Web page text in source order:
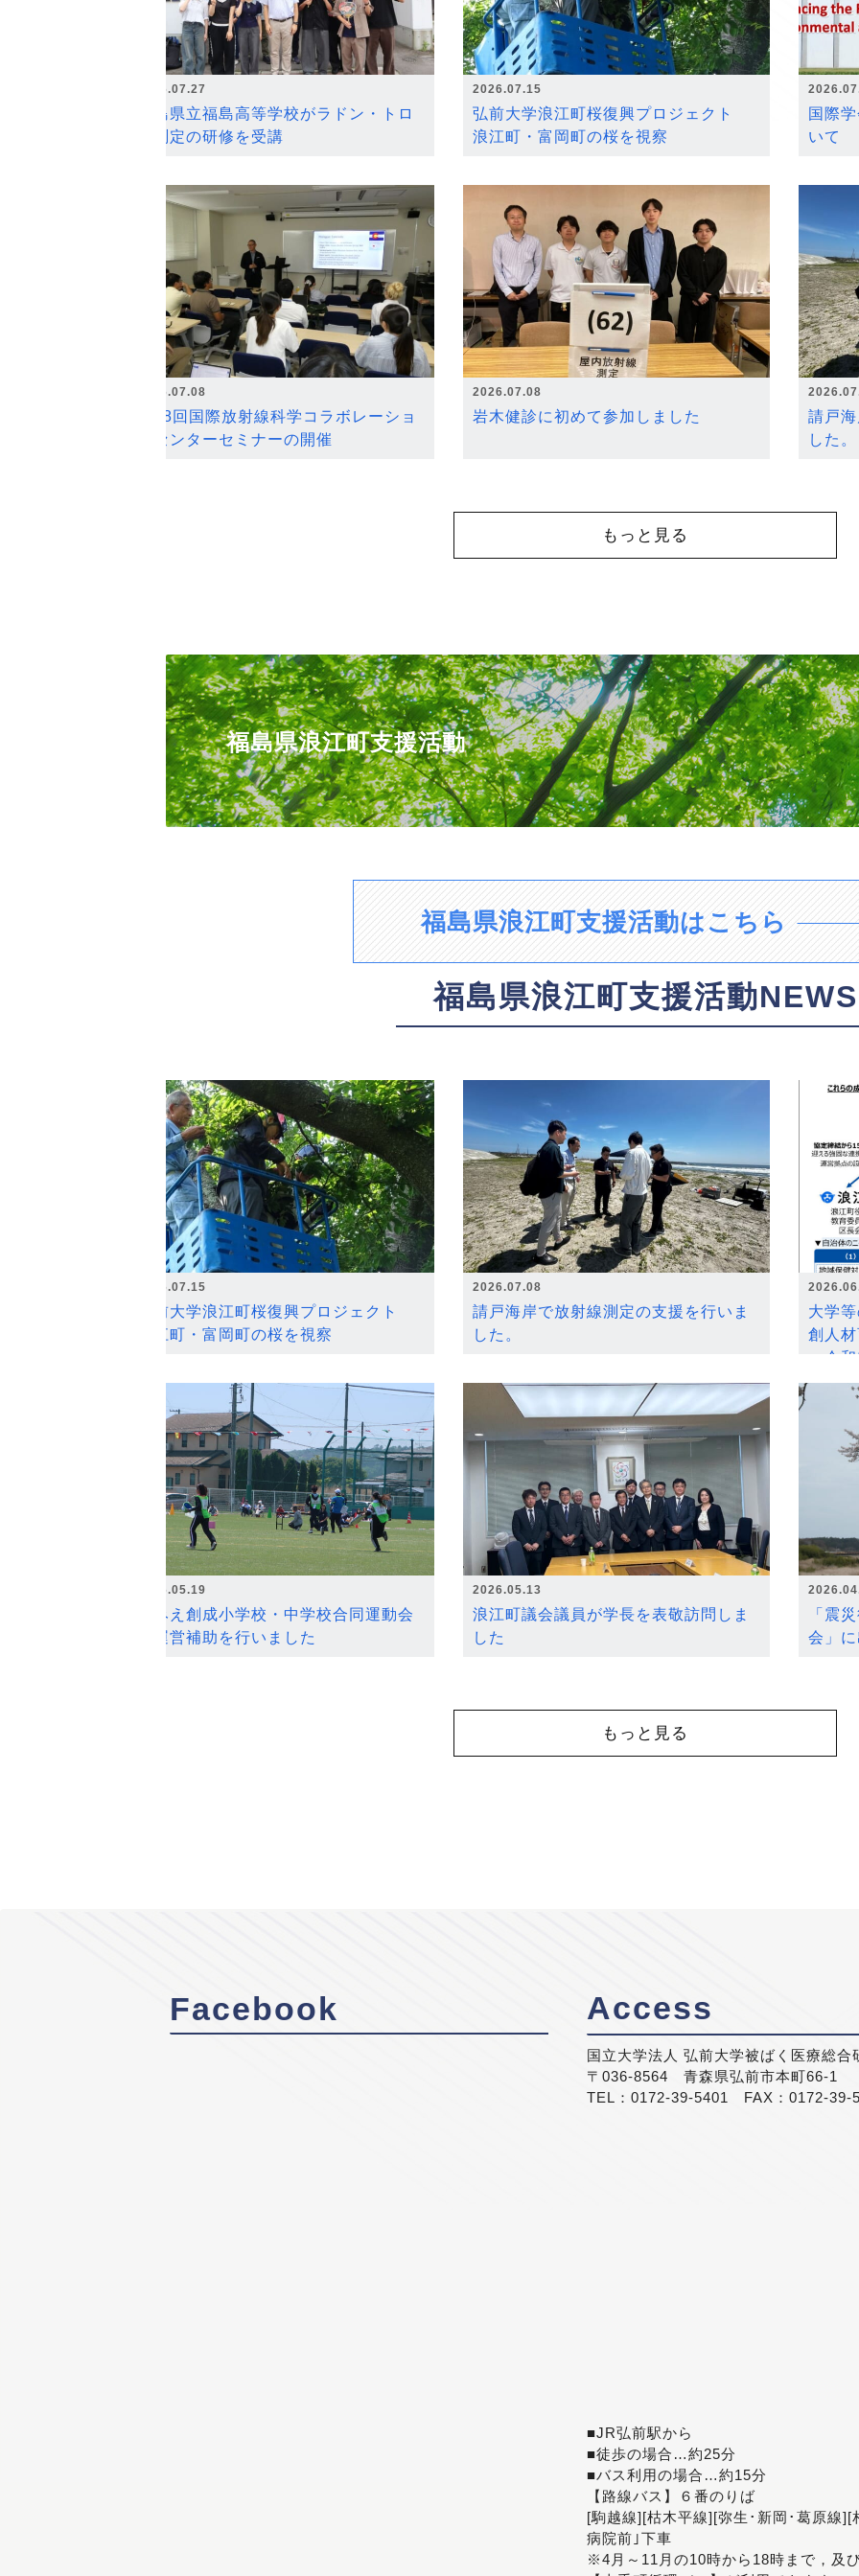
2026.07.27
福島県立福島高等学校がラドン・トロ
ン測定の研修を受講
2026.07.15
弘前大学浪江町桜復興プロジェクト
浪江町・富岡町の桜を視察
国際
いて
2026.07.08
第18回国際放射線科学コラボレーショ
ンセンターセミナーの開催
2026.07.08
岩木健診に初めて参加しました
請戸
した。
もっと見る
福島県浪江町支援活動
福島県浪江町支援活動はこちら
福島県浪江町支援活動NEWS
2026.07.15
弘前大学浪江町桜復興プロジェクト
浪江町・富岡町の桜を視察
2026.07.08
請戸海岸で放射線測定の支援を行いま
した。
大学
創人
～令
2026.05.19
なみえ創成小学校・中学校合同運動会
の運営補助を行いました
2026.05.13
浪江町議会議員が学長を表敬訪問しま
した
「震
会」
もっと見る
Facebook Access
国立大学法人 弘前大学被ばく医療総合
〒036-8564 青森県弘前市本町66-1
TEL：0172-39-5401 FAX：0172-39-
■JR弘前駅から
■徒歩の場合…約25分
■バス利用の場合…約15分
【路線バス】６番のりば
[駒越線][枯木平線][弥生･新岡･葛原線
病院前｣下車
※4月～11月の10時から18時まで，及